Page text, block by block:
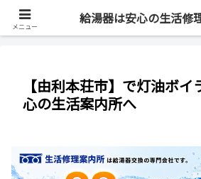
最短即日・全国対応・最大
【由利本荘市】で灯油ボ
心の生活案内所へ
メニュー
給湯器は安心の生活修